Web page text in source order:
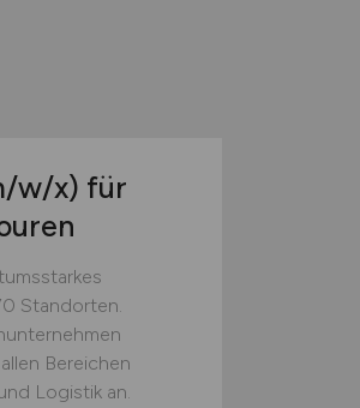
w/x) für
Standorten.
Bereichen
Logistik an.